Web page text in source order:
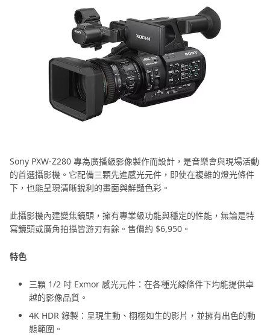
Sony PXW-Z280 專為廣播級影像製作而設計，是音樂會與現場活動
的首選攝影機。它配備三顆先進感光元件，即使在複雜的燈光條件
下，也能呈現清晰銳利的畫面與鮮豔色彩。
此攝影機內建變焦鏡頭，擁有專業級功能與穩定的性能，無論是特
寫鏡頭或廣角拍攝皆游刃有餘。售價約 $6,950。
特色
三顆 1/2 吋 Exmor 感光元件：在各種光線條件下均能提供卓
越的影像品質。
4K HDR 錄製：呈現生動、栩栩如生的影片，並擁有出色的動
態範圍。